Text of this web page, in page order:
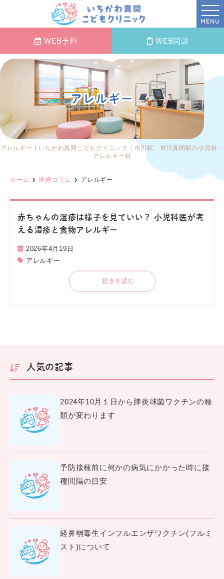
MENU
アレルギー
アレルギー｜いちかわ真間こどもクリニック｜市川駅、市川真間駅の小児科・
アレルギー科
WEB予約 WEB問診
ホーム 医療コラム アレルギー
赤ちゃんの湿疹は様子を見ていい？ 小児科医が考
える湿疹と食物アレルギー
2026年4月19日
アレルギー
続きを読む
人気の記事
2024年10月１日から肺炎球菌ワクチンの種
類が変わります
予防接種前に何かの病気にかかった時に接
種間隔の目安
経鼻弱毒生インフルエンザワクチン(フルミ
スト)について